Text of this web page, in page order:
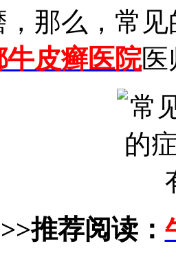
，那么，常
牛皮癣医院医
推荐阅读：